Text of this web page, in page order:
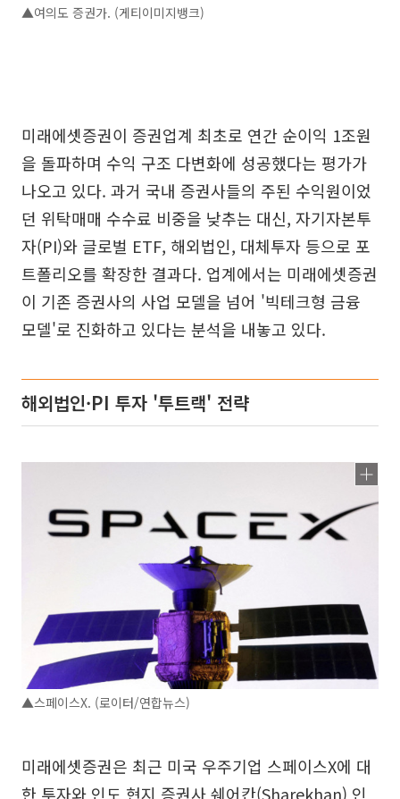
▲여의도 증권가. (게티이미지뱅크)
미래에셋증권이 증권업계 최초로 연간 순이익 1조원
을 돌파하며 수익 구조 다변화에 성공했다는 평가가
나오고 있다. 과거 국내 증권사들의 주된 수익원이었
던 위탁매매 수수료 비중을 낮추는 대신, 자기자본투
자(PI)와 글로벌 ETF, 해외법인, 대체투자 등으로 포
트폴리오를 확장한 결과다. 업계에서는 미래에셋증권
이 기존 증권사의 사업 모델을 넘어 '빅테크형 금융
모델'로 진화하고 있다는 분석을 내놓고 있다.
해외법인·PI 투자 '투트랙' 전략
▲스페이스X. (로이터/연합뉴스)
미래에셋증권은 최근 미국 우주기업 스페이스X에 대
한 투자와 인도 현지 증권사 쉐어칸(Sharekhan) 인